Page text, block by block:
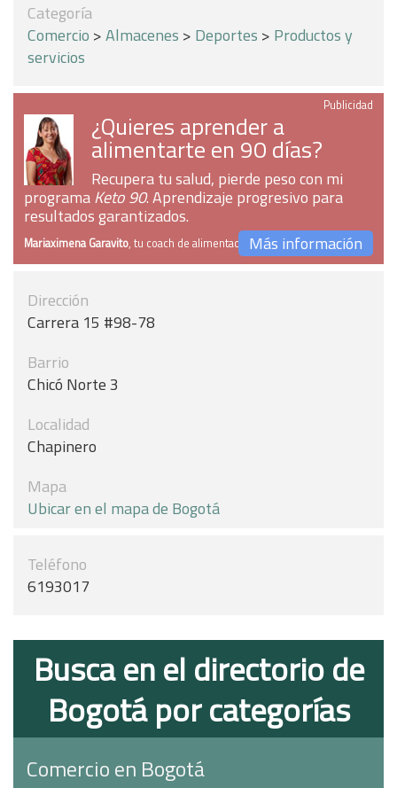
Categoría
Comercio >Almacenes > Deportes > Productos y
servicios
Publicidad
¿Quieres aprender a
alimentarte en 90 días?
Recupera tu salud, pierde peso con mi
programaKeto 90. Aprendizaje progresivo para
resultados garantizados.
Mariaximena Garavito, tu coach de alimentaciónMás información
Dirección
Carrera 15 #98-78
Barrio
Chicó Norte 3
Localidad
Chapinero
Mapa
Ubicar en el mapa de Bogotá
Teléfono
6193017
Busca en el directorio de
Bogotá por categorías
Comercio en Bogotá